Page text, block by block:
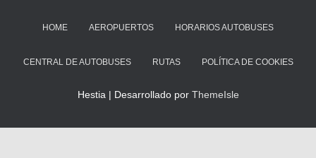
HOME AEROPUERTOS HORARIOS AUTOBUSES
CENTRAL DE AUTOBUSES RUTAS POLÍTICA DE COOKIES
Hestia | Desarrollado por ThemeIsle